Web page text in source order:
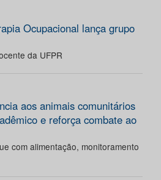
Ocupacional lança grupo
da UFPR
aos animais comunitários
e reforça combate ao
com alimentação, monitoramento